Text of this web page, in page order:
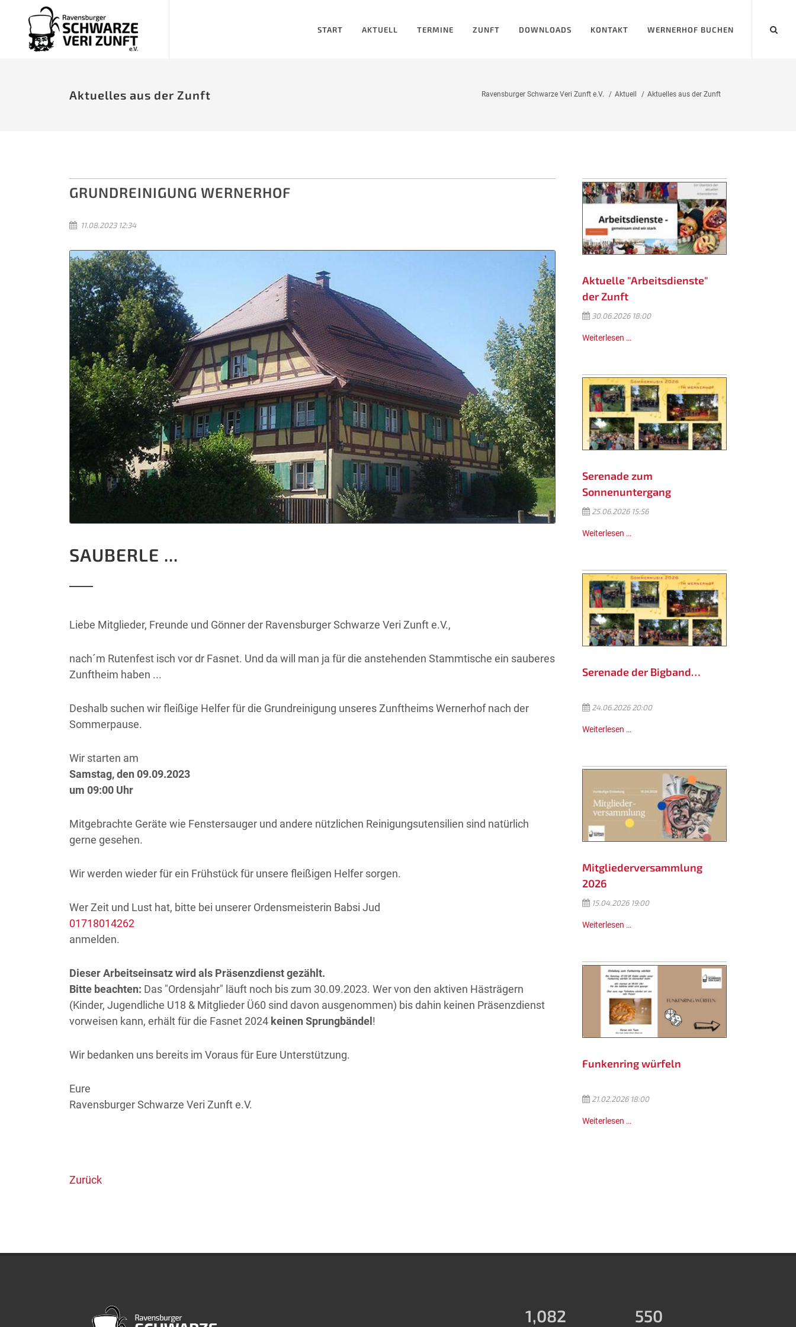
START AKTUELL TERMINE ZUNFT DOWNLOADS KONTAKT WERNERHOF BUCHEN
Aktuelles aus der Zunft Ravensburger Schwarze Veri Zunft e.V. Aktuell Aktuelles aus der Zunft
GRUNDREINIGUNG WERNERHOF
11.08.2023 12:34
SAUBERLE ...
Liebe Mitglieder, Freunde und Gönner der Ravensburger Schwarze Veri Zunft e.V.,
nach´m Rutenfest isch vor dr Fasnet. Und da will man ja für die anstehenden Stammtische ein sauberes
Zunftheim haben ...
Deshalb suchen wir fleißige Helfer für die Grundreinigung unseres Zunftheims Wernerhof nach der
Sommerpause.
Wir starten am
Samstag, den 09.09.2023
um 09:00 Uhr
Mitgebrachte Geräte wie Fenstersauger und andere nützlichen Reinigungsutensilien sind natürlich
gerne gesehen.
Wir werden wieder für ein Frühstück für unsere fleißigen Helfer sorgen.
Wer Zeit und Lust hat, bitte bei unserer Ordensmeisterin Babsi Jud
01718014262
anmelden.
Dieser Arbeitseinsatz wird als Präsenzdienst gezählt.
Bitte beachten: Das "Ordensjahr" läuft noch bis zum 30.09.2023. Wer von den aktiven Hästrägern
(Kinder, Jugendliche U18 & Mitglieder Ü60 sind davon ausgenommen) bis dahin keinen Präsenzdienst
vorweisen kann, erhält für die Fasnet 2024 keinen Sprungbändel !
Wir bedanken uns bereits im Voraus für Eure Unterstützung.
Eure
Ravensburger Schwarze Veri Zunft e.V.
Zurück
Aktuelle "Arbeitsdienste"
der Zunft
30.06.2026 18:00
Weiterlesen …
Serenade zum
Sonnenuntergang
25.06.2026 15:56
Weiterlesen …
Serenade der Bigband…
24.06.2026 20:00
Weiterlesen …
Mitgliederversammlung
2026
15.04.2026 19:00
Weiterlesen …
Funkenring würfeln
21.02.2026 18:00
Weiterlesen …
1,288 550